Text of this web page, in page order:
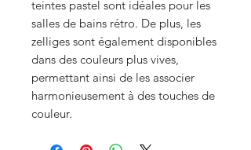
teintes pastel sont idéales pour les
salles de bains rétro. De plus, les
zelliges sont également disponibles
dans des couleurs plus vives,
permettant ainsi de les associer
harmonieusement à des touches de
couleur.